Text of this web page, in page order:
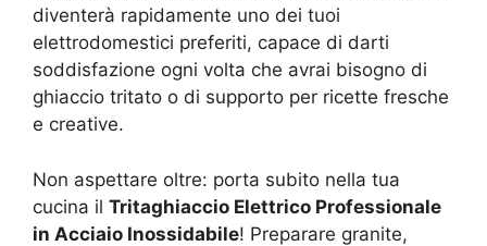
diventerà rapidamente uno dei tuoi
elettrodomestici preferiti, capace di darti
soddisfazione ogni volta che avrai bisogno di
ghiaccio tritato o di supporto per ricette fresche
e creative.
Non aspettare oltre: porta subito nella tua
cucina il Tritaghiaccio Elettrico Professionale
in Acciaio Inossidabile! Preparare granite,